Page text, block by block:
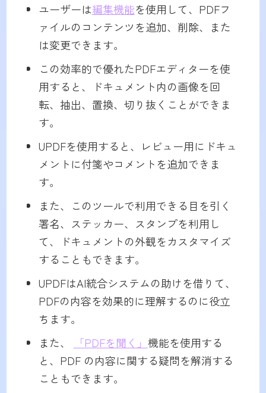
ユーザーは編集機能を使用して、PDFフ
ァイルのコンテンツを追加、削除、また
は変更できます。
この効率的で優れたPDFエディターを使
用すると、ドキュメント内の画像を回
転、抽出、置換、切り抜くことができま
す。
UPDFを使用すると、レビュー用にドキュ
メントに付箋やコメントを追加できま
す。
また、このツールで利用できる目を引く
署名、ステッカー、スタンプを利用し
て、ドキュメントの外観をカスタマイズ
することもできます。
UPDFはAI統合システムの助けを借りて、
PDFの内容を効果的に理解するのに役立
ちます。
また、
「PDFを聞く」 機能を使用する
と、PDF の内容に関する疑問を解消する
こともできます。